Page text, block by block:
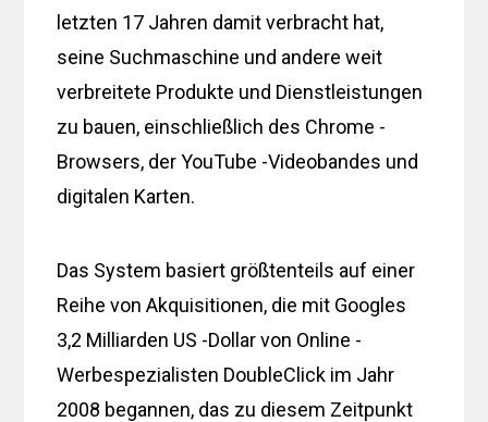
letzten 17 Jahren damit verbracht hat,
seine Suchmaschine und andere weit
verbreitete Produkte und Dienstleistungen
zu bauen, einschließlich des Chrome -
Browsers, der YouTube -Videobandes und
digitalen Karten.
Das System basiert größtenteils auf einer
Reihe von Akquisitionen, die mit Googles
3,2 Milliarden US -Dollar von Online -
Werbespezialisten DoubleClick im Jahr
2008 begannen, das zu diesem Zeitpunkt